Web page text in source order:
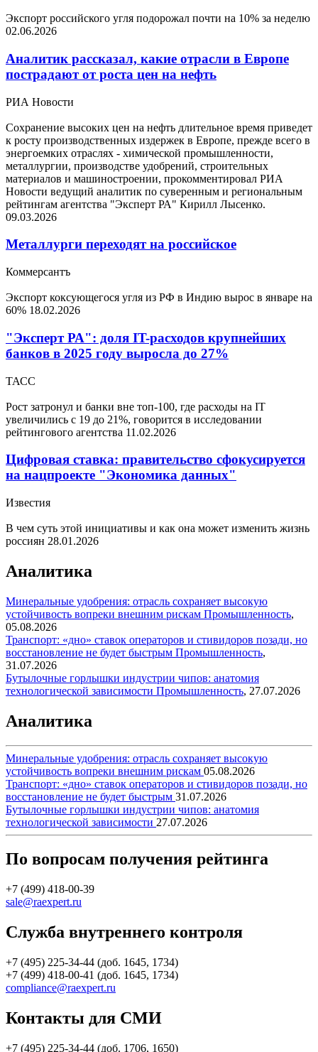
Экспорт российского угля подорожал почти на 10% за неделю
02.06.2026
Аналитик рассказал, какие отрасли в Европе
пострадают от роста цен на нефть
РИА Новости
Сохранение высоких цен на нефть длительное время приведет
к росту производственных издержек в Европе, прежде всего в
энергоемких отраслях - химической промышленности,
металлургии, производстве удобрений, строительных
материалов и машиностроении, прокомментировал РИА
Новости ведущий аналитик по суверенным и региональным
рейтингам агентства "Эксперт РА" Кирилл Лысенко.
09.03.2026
Металлурги переходят на российское
Коммерсантъ
Экспорт коксующегося угля из РФ в Индию вырос в январе на
60% 18.02.2026
"Эксперт РА": доля IT-расходов крупнейших
банков в 2025 году выросла до 27%
ТАСС
Рост затронул и банки вне топ-100, где расходы на IT
увеличились с 19 до 21%, говорится в исследовании
рейтингового агентства 11.02.2026
Цифровая ставка: правительство сфокусируется
на нацпроекте "Экономика данных"
Известия
В чем суть этой инициативы и как она может изменить жизнь
россиян 28.01.2026
Аналитика
Минеральные удобрения: отрасль сохраняет высокую
устойчивость вопреки внешним рискам Промышленность,
05.08.2026
Транспорт: «дно» ставок операторов и стивидоров позади, но
восстановление не будет быстрым Промышленность,
31.07.2026
Бутылочные горлышки индустрии чипов: анатомия
технологической зависимости Промышленность, 27.07.2026
Аналитика
Минеральные удобрения: отрасль сохраняет высокую
устойчивость вопреки внешним рискам 05.08.2026
Транспорт: «дно» ставок операторов и стивидоров позади, но
восстановление не будет быстрым 31.07.2026
Бутылочные горлышки индустрии чипов: анатомия
технологической зависимости 27.07.2026
По вопросам получения рейтинга
+7 (499) 418-00-39
sale@raexpert.ru
Служба внутреннего контроля
+7 (495) 225-34-44 (доб. 1645, 1734)
+7 (499) 418-00-41 (доб. 1645, 1734)
compliance@raexpert.ru
Контакты для СМИ
+7 (495) 225-34-44 (доб. 1706, 1650)